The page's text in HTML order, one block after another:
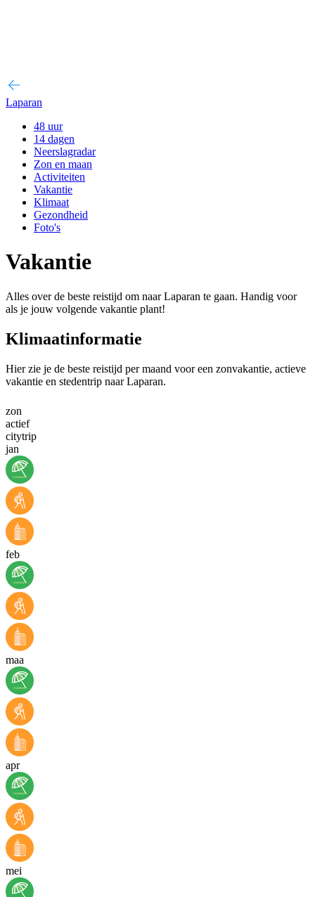
Laparan
48 uur
14 dagen
Neerslagradar
Zon en maan
Activiteiten
Vakantie
Klimaat
Gezondheid
Foto's
Vakantie
Alles over de beste reistijd om naar Laparan te gaan. Handig voor
als je jouw volgende vakantie plant!
Klimaatinformatie
Hier zie je de beste reistijd per maand voor een zonvakantie, actieve
vakantie en stedentrip naar Laparan.
zon
actief
citytrip
jan
feb
maa
apr
mei